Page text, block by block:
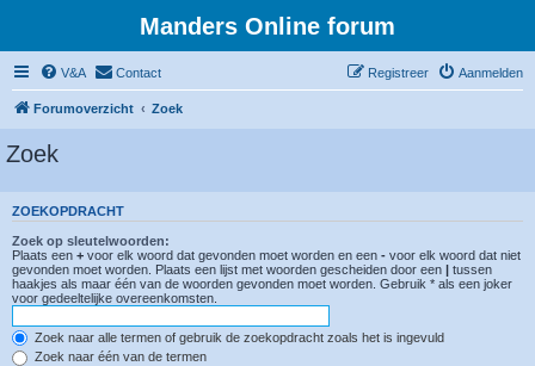
Manders Online forum
V&A Contact Aanmelden
Registreer
Forumoverzicht Zoek
Zoek
ZOEKOPDRACHT
Zoek op sleutelwoorden:
Plaats een + voor elk woord dat gevonden moet worden en een - voor elk woord dat niet
gevonden moet worden. Plaats een lijst met woorden gescheiden door een | tussen
haakjes als maar één van de woorden gevonden moet worden. Gebruik * als een joker
voor gedeeltelijke overeenkomsten.
Zoek naar alle termen of gebruik de zoekopdracht zoals het is ingevuld
Zoek naar één van de termen